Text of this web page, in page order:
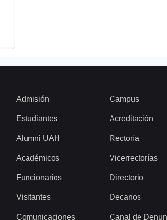
Admisión
Estudiantes
Alumni UAH
Académicos
Funcionarios
Visitantes
Comunicaciones
Campus
Acreditación
Rectoría
Vicerrectorías
Directorio
Decanos
Canal de